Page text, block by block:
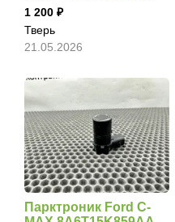
1 200
Тверь
21.05.2026
Парктроник Ford C-